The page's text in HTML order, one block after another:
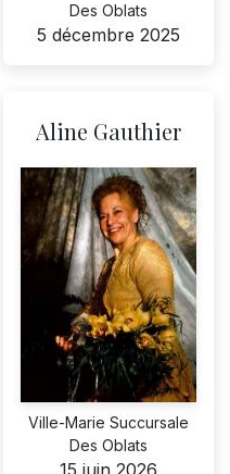
Des Oblats
5 décembre 2025
Aline Gauthier
Ville-Marie Succursale
Des Oblats
15 juin 2026